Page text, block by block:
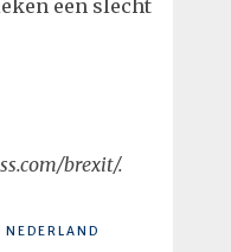
een slecht
brexit/.
NEDERLAND